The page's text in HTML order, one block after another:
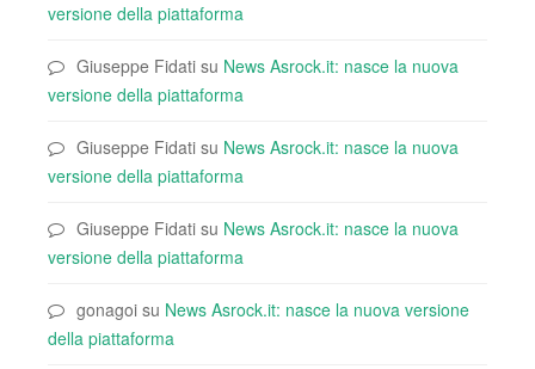
versione della piattaforma
Giuseppe Fidati su News Asrock.it: nasce la nuova
versione della piattaforma
Giuseppe Fidati su News Asrock.it: nasce la nuova
versione della piattaforma
Giuseppe Fidati su News Asrock.it: nasce la nuova
versione della piattaforma
gonagoi su News Asrock.it: nasce la nuova versione
della piattaforma